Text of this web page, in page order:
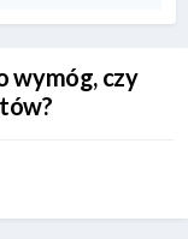
wymóg, czy